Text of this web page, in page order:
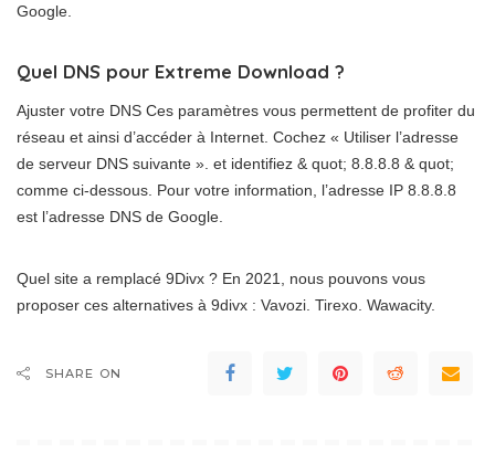
Google.
Quel DNS pour Extreme Download ?
Ajuster votre DNS Ces paramètres vous permettent de profiter du
réseau et ainsi d’accéder à Internet. Cochez « Utiliser l’adresse
de serveur DNS suivante ». et identifiez & quot; 8.8.8.8 & quot;
comme ci-dessous. Pour votre information, l’adresse IP 8.8.8.8
est l’adresse DNS de Google.
Quel site a remplacé 9Divx ? En 2021, nous pouvons vous
proposer ces alternatives à 9divx : Vavozi. Tirexo. Wawacity.
SHARE ON